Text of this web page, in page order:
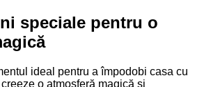
speciale pentru o
ideal pentru a împodobi casa cu
o atmosferă magică și